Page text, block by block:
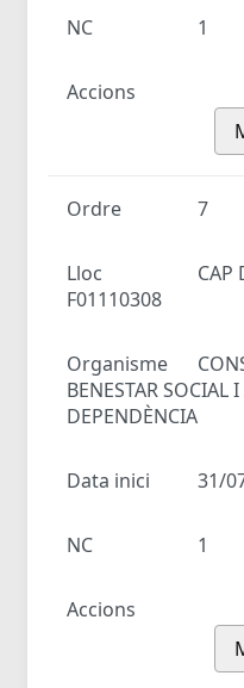
NC 1
Accions
Ordre 7
Lloc
CAP
F01110308
Organisme
BENESTAR SOCIAL
DEPENDÈNCIA
Data inici 31/
NC 1
Accions